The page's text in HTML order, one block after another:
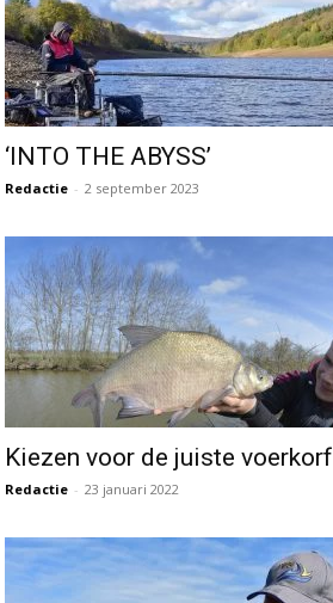
‘INTO THE ABYSS’
Redactie - 2 september 2023
Kiezen voor de juiste voerkorf
Redactie - 23 januari 2022